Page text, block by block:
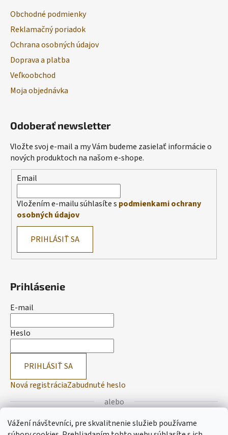
Vážení návštevníci, pre skvalitnenie služieb používame
Obchodné podmienky
Reklamačný poriadok
Ochrana osobných údajov
Doprava a platba
Veľkoobchod
Moja objednávka
Odoberať newsletter
Vložte svoj e-mail a my Vám budeme zasielať informácie o
nových produktoch na našom e-shope.
Email
Vložením e-mailu súhlasíte s podmienkami ochrany
osobných údajov
PRIHLÁSIŤ SA
Prihlásenie
E-mail
Heslo
PRIHLÁSIŤ SA
Nová registráciaZabudnuté heslo
alebo
Prihlásiť sa cez Facebook